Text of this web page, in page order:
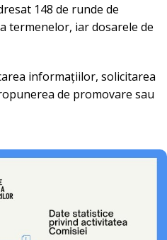
148 de runde de
termenelor, iar dosarele de
informațiilor, solicitarea
de promovare sau